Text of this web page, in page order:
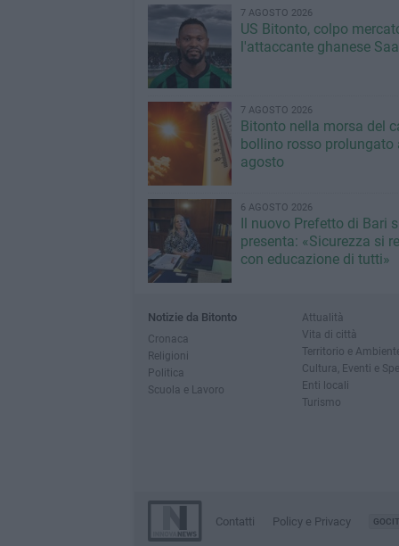
7 AGOSTO 2026
US Bitonto, colpo
l'attaccante ghanese
7 AGOSTO 2026
Bitonto nella morsa del
bollino rosso prolungato
agosto
6 AGOSTO 2026
Il nuovo Prefetto di Bari
presenta: «Sicurezza si
con educazione di tutti»
Notizie da Bitonto
Cronaca
Religioni
Politica
Scuola e Lavoro
Attualità
Vita di città
Territorio e
Cultura, Eventi e
Enti locali
Turismo
Contatti Policy e Privacy